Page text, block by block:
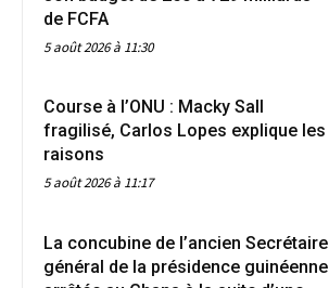
de FCFA
5 août 2026 à 11:30
Course à l’ONU : Macky Sall
fragilisé, Carlos Lopes explique les
raisons
5 août 2026 à 11:17
La concubine de l’ancien Secrétaire
général de la présidence guinéenne